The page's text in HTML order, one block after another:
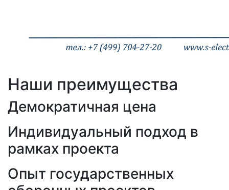
Наши преимущества
Демократичная цена
Индивидуальный подход в
рамках проекта
Опыт государственных